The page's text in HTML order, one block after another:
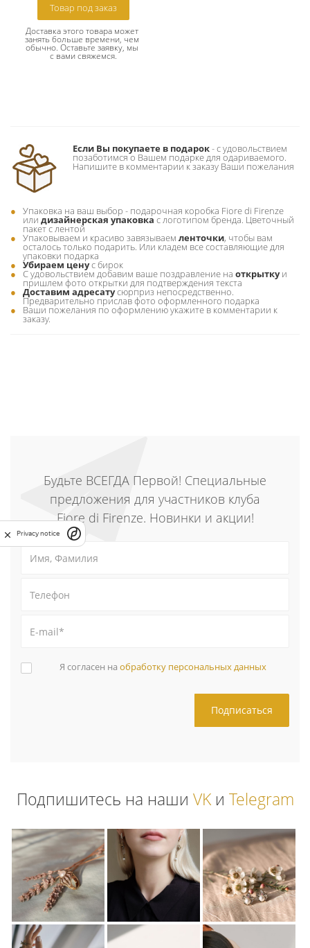
Товар под заказ
Доставка этого товара может
занять больше времени, чем
обычно. Оставьте заявку, мы
с вами свяжемся.
Если Вы покупаете в подарок- c удовольствием
позаботимся о Вашем подарке для одариваемого.
Напишите в комментарии к заказу Ваши пожелания
Упаковка на ваш выбор - подарочная коробка Fiore di Firenze
или дизайнерская упаковка с логотипом бренда. Цветочный
пакет с лентой
Упаковываем и красиво завязываем ленточки, чтобы вам
осталось только подарить. Или кладем все составляющие для
упаковки подарка
Убираем ценус бирок
С удовольствием добавим ваше поздравление на открыткуи
пришлем фото открытки для подтверждения текста
Доставим адресатусюрприз непосредственно.
Предварительно прислав фото оформленного подарка
Ваши пожелания по оформлению укажите в комментарии к
заказу.
Будьте ВСЕГДА Первой! Специальные
предложения для участников клуба
Fiore di Firenze. Новинки и акции!
Я согласен на обработку персональных данных
Подпишитесь на наши VKи Telegram
Privacy notice